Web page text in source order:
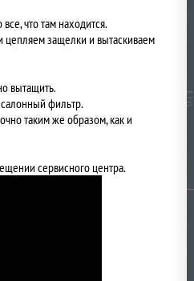
что там находится.
цепляем защелки и вытаскиваем
вытащить.
фильтр.
таким же образом, как и
сервисного центра.